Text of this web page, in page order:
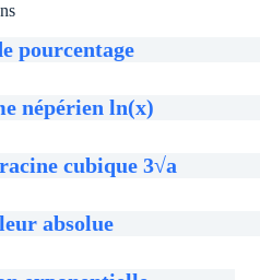
pourcentage
népérien ln(x)
cubique 3√a
absolue